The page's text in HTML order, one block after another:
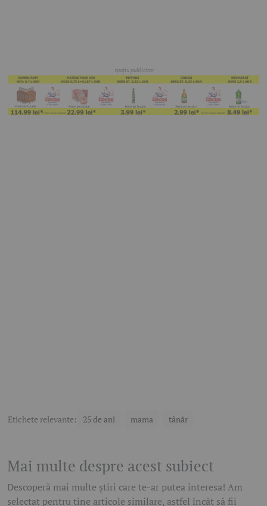
Etichete relevante: 25 de ani mama tânăr
Mai multe despre acest subiect
Descoperă mai multe știri care te-ar putea interesa! Am
selectat pentru tine articole similare, astfel încât să fii